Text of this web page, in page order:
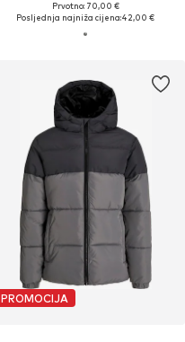
Prvotno: 70,00 €
Posljednja najniža cijena:42,00 €
PROMOCIJA